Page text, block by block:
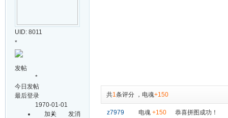
UID: 8011
*
发帖
*
今日发帖
最后登录
1970-01-01
加关
发消
共1条评分 ， 电魂+150
z7979 电魂 +150 恭喜拼图成功！